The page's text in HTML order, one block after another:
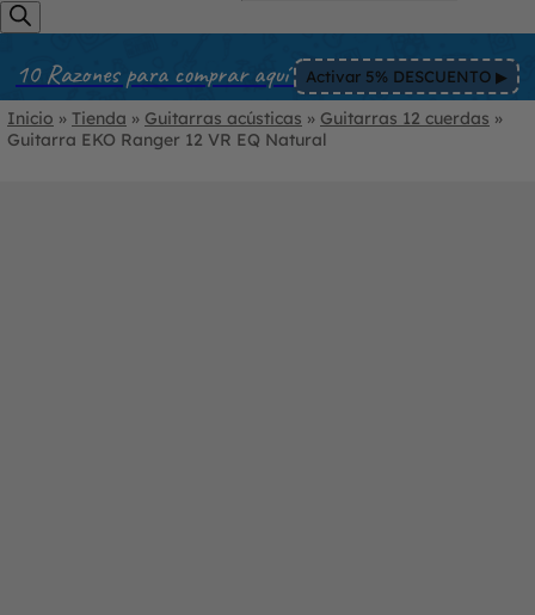
10 Razones para comprar aquí Activar 5% DESCUENTO ▶︎
Inicio » Tienda » Guitarras acústicas » Guitarras 12 cuerdas »
Guitarra EKO Ranger 12 VR EQ Natural